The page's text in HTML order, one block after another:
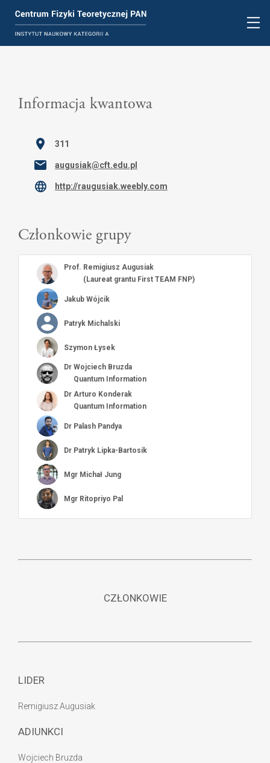
Informacja kwantowa
311
augusiak@cft.edu.pl
http://raugusiak.weebly.com
Członkowie grupy
Prof. Remigiusz Augusiak
(Laureat grantu First TEAM FNP)
Jakub Wójcik
Patryk Michalski
Szymon Łysek
Dr Wojciech Bruzda
Quantum Information
Dr Arturo Konderak
Quantum Information
Dr Palash Pandya
Dr Patryk Lipka-Bartosik
Mgr Michał Jung
Mgr Ritopriyo Pal
CZŁONKOWIE
LIDER
Remigiusz Augusiak
ADIUNKCI
Wojciech Bruzda